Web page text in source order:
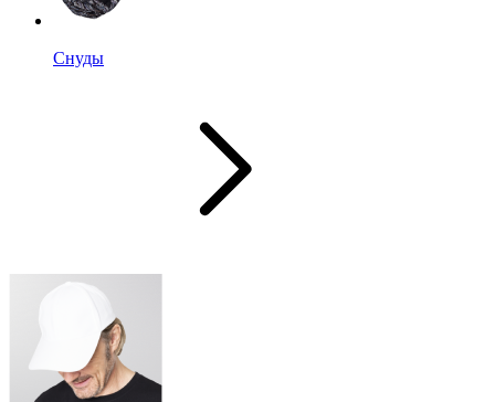
Снуды